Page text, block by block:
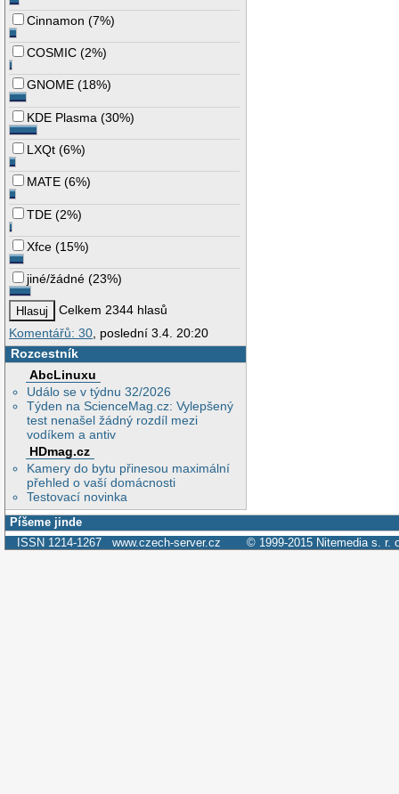
Cinnamon (7%)
COSMIC (2%)
GNOME (18%)
KDE Plasma (30%)
LXQt (6%)
MATE (6%)
TDE (2%)
Xfce (15%)
jiné/žádné (23%)
Celkem 2344 hlasů
Komentářů: 30 , poslední 3.4. 20:20
Rozcestník
AbcLinuxu
Událo se v týdnu 32/2026
Týden na ScienceMag.cz: Vylepšený
test nenašel žádný rozdíl mezi
vodíkem a antiv
HDmag.cz
Kamery do bytu přinesou maximální
přehled o vaší domácnosti
Testovací novinka
Píšeme jinde
ISSN 1214-1267 www.czech-server.cz © 1999-2015 Nitemedia s. r.